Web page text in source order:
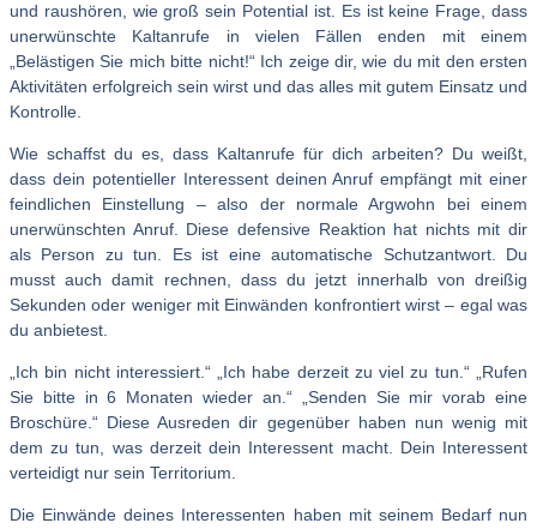
und raushören, wie groß sein Potential ist. Es ist keine Frage, dass
unerwünschte Kaltanrufe in vielen Fällen enden mit einem
„Belästigen Sie mich bitte nicht!“ Ich zeige dir, wie du mit den ersten
Aktivitäten erfolgreich sein wirst und das alles mit gutem Einsatz und
Kontrolle.
Wie schaffst du es, dass Kaltanrufe für dich arbeiten? Du weißt,
dass dein potentieller Interessent deinen Anruf empfängt mit einer
feindlichen Einstellung – also der normale Argwohn bei einem
unerwünschten Anruf. Diese defensive Reaktion hat nichts mit dir
als Person zu tun. Es ist eine automatische Schutzantwort. Du
musst auch damit rechnen, dass du jetzt innerhalb von dreißig
Sekunden oder weniger mit Einwänden konfrontiert wirst – egal was
du anbietest.
„Ich bin nicht interessiert.“ „Ich habe derzeit zu viel zu tun.“ „Rufen
Sie bitte in 6 Monaten wieder an.“ „Senden Sie mir vorab eine
Broschüre.“ Diese Ausreden dir gegenüber haben nun wenig mit
dem zu tun, was derzeit dein Interessent macht. Dein Interessent
verteidigt nur sein Territorium.
Die Einwände deines Interessenten haben mit seinem Bedarf nun